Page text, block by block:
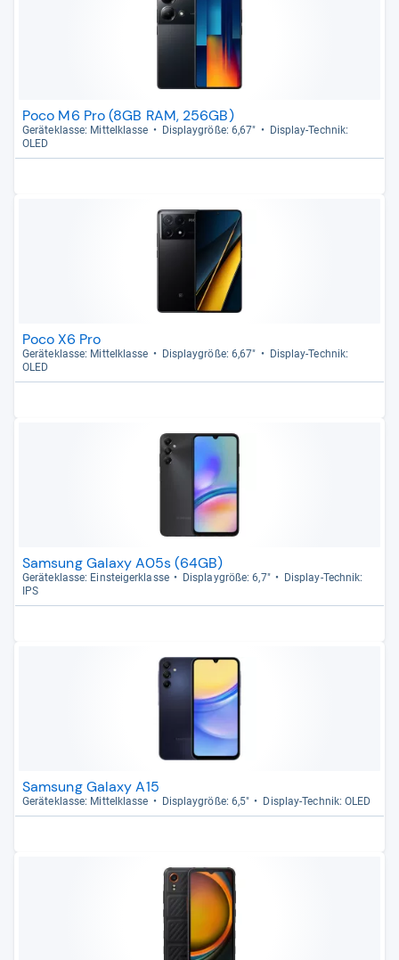
Poco M6 Pro (8GB RAM, 256GB)
Gerä­te­klasse: Mit­tel­klasse Dis­play­größe: 6,67"
Dis­play-​Tech­nik:
OLED
Poco X6 Pro
Gerä­te­klasse: Mit­tel­klasse Dis­play­größe: 6,67"
Dis­play-​Tech­nik:
OLED
Samsung Galaxy A05s (64GB)
Gerä­te­klasse: Ein­stei­ger­klasse Dis­play­größe: 6,7"
Dis­play-​Tech­nik:
IPS
Samsung Galaxy A15
Gerä­te­klasse: Mit­tel­klasse Dis­play­größe: 6,5" Dis­play-​Tech­nik: OLED